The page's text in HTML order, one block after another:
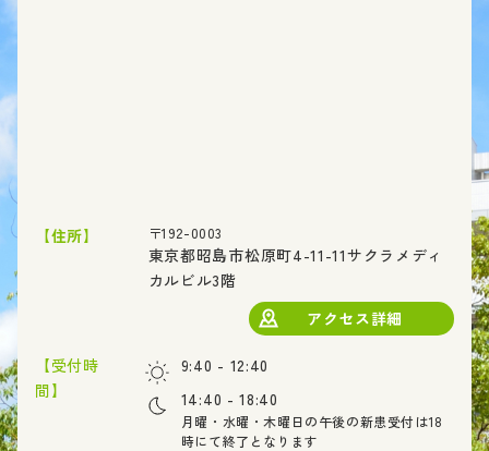
【住所】 〒192-0003
東京都昭島市松原町4-11-11サクラメディ
カルビル3階
アクセス詳細
【受付時
間】
9:40 - 12:40
14:40 - 18:40
月曜・水曜・木曜日の午後の新患受付は18
時にて終了となります